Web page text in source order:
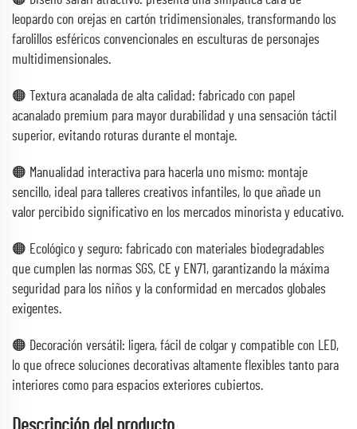
leopardo con orejas en cartón tridimensionales, transformando los
farolillos esféricos convencionales en esculturas de personajes
multidimensionales.
🟠 Textura acanalada de alta calidad: fabricado con papel
acanalado premium para mayor durabilidad y una sensación táctil
superior, evitando roturas durante el montaje.
🟠 Manualidad interactiva para hacerla uno mismo: montaje
sencillo, ideal para talleres creativos infantiles, lo que añade un
valor percibido significativo en los mercados minorista y educativo.
🟠 Ecológico y seguro: fabricado con materiales biodegradables
que cumplen las normas SGS, CE y EN71, garantizando la máxima
seguridad para los niños y la conformidad en mercados globales
exigentes.
🟠 Decoración versátil: ligera, fácil de colgar y compatible con LED,
lo que ofrece soluciones decorativas altamente flexibles tanto para
interiores como para espacios exteriores cubiertos.